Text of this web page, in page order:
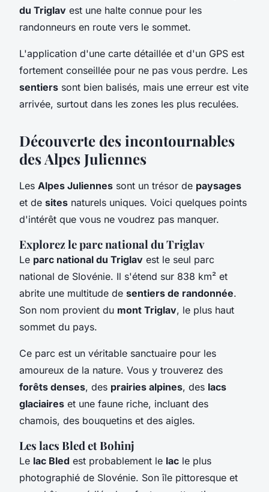
du Triglav est une halte connue pour les
randonneurs en route vers le sommet.
L'application d'une carte détaillée et d'un GPS est
fortement conseillée pour ne pas vous perdre. Les
sentiers sont bien balisés, mais une erreur est vite
arrivée, surtout dans les zones les plus reculées.
Découverte des incontournables
des Alpes Juliennes
Les Alpes Juliennes sont un trésor de paysages
et de sites naturels uniques. Voici quelques points
d'intérêt que vous ne voudrez pas manquer.
Explorez le parc national du Triglav
Le parc national du Triglav est le seul parc
national de Slovénie. Il s'étend sur 838 km² et
abrite une multitude de sentiers de randonnée.
Son nom provient du mont Triglav, le plus haut
sommet du pays.
Ce parc est un véritable sanctuaire pour les
amoureux de la nature. Vous y trouverez des
forêts denses, des prairies alpines, des lacs
glaciaires et une faune riche, incluant des
chamois, des bouquetins et des aigles.
Les lacs Bled et Bohinj
Le lac Bled est probablement le lac le plus
photographié de Slovénie. Son île pittoresque et